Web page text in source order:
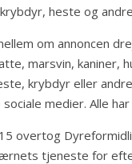
heste og
om annoncen
marsvin, kaniner,
krybdyr eller
medier. Alle
overtog
tjeneste for